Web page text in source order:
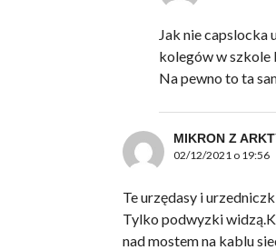
Jak nie capslocka
kolegów w szkole
Na pewno to ta
MIKRON Z
02/12/2021 o 19:56
Te urzędasy i
Tylko podwyzki
nad mostem na kablu